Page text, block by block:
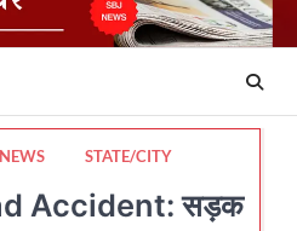
STATE/CITY
Accident: सड़क